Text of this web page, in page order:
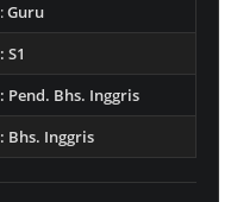
:Guru
: S1
: Pend. Bhs. Inggris
: Bhs. Inggris